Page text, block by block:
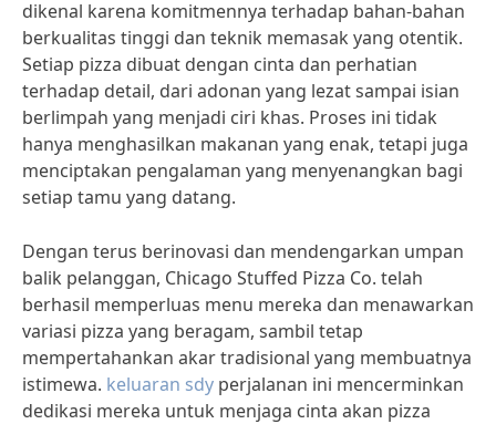
dikenal karena komitmennya terhadap bahan-bahan
berkualitas tinggi dan teknik memasak yang otentik.
Setiap pizza dibuat dengan cinta dan perhatian
terhadap detail, dari adonan yang lezat sampai isian
berlimpah yang menjadi ciri khas. Proses ini tidak
hanya menghasilkan makanan yang enak, tetapi juga
menciptakan pengalaman yang menyenangkan bagi
setiap tamu yang datang.
Dengan terus berinovasi dan mendengarkan umpan
balik pelanggan, Chicago Stuffed Pizza Co. telah
berhasil memperluas menu mereka dan menawarkan
variasi pizza yang beragam, sambil tetap
mempertahankan akar tradisional yang membuatnya
istimewa. keluaran sdy perjalanan ini mencerminkan
dedikasi mereka untuk menjaga cinta akan pizza